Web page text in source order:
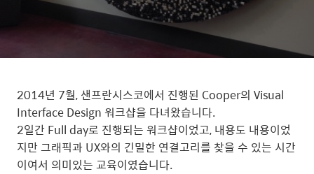
2014년 7월, 샌프란시스코에서 진행된 Cooper의 Visual
Interface Design 워크샵을 다녀왔습니다.
2일간 Full day로 진행되는 워크샵이었고, 내용도 내용이었
지만 그래픽과 UX와의 긴밀한 연결고리를 찾을 수 있는 시간
이여서 의미있는 교육이였습니다.